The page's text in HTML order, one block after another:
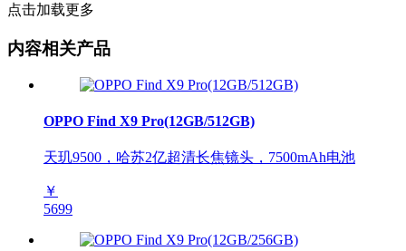
点击加载更多
内容相关产品
OPPO Find X9 Pro(12GB/512GB)
天玑9500，哈苏2亿超清长焦镜头，7500mAh电池
￥
5699